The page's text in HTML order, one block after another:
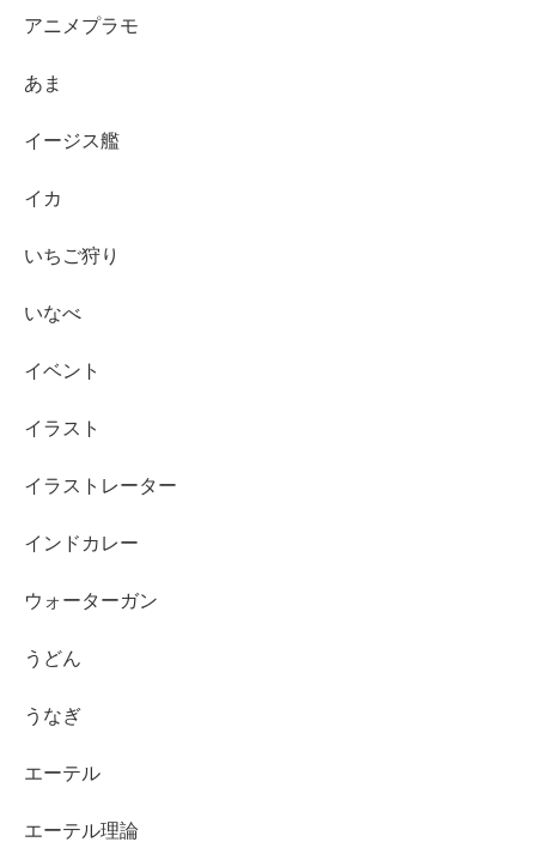
アニメプラモ
あま
イージス艦
イカ
いちご狩り
いなべ
イベント
イラスト
イラストレーター
インドカレー
ウォーターガン
うどん
うなぎ
エーテル
エーテル理論